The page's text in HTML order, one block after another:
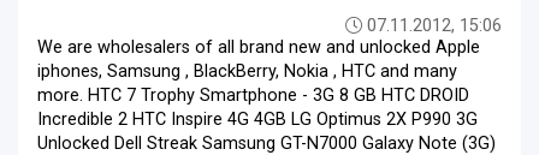
07.11.2012, 15:06
We are wholesalers of all brand new and unlocked Apple
iphones, Samsung , BlackBerry, Nokia , HTC and many
more. HTC 7 Trophy Smartphone - 3G 8 GB HTC DROID
Incredible 2 HTC Inspire 4G 4GB LG Optimus 2X P990 3G
Unlocked Dell Streak Samsung GT-N7000 Galaxy Note (3G)